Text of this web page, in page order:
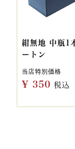
紺無地 中瓶1
ートン
当店特別価格
¥ 350 税込